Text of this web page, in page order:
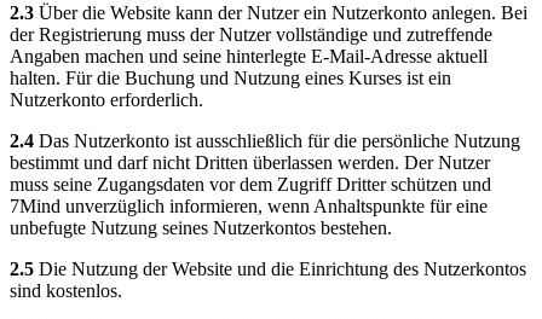
2.3 Über die Website kann der Nutzer ein Nutzerkonto anlegen. Bei
der Registrierung muss der Nutzer vollständige und zutreffende
Angaben machen und seine hinterlegte E-Mail-Adresse aktuell
halten. Für die Buchung und Nutzung eines Kurses ist ein
Nutzerkonto erforderlich.
2.4 Das Nutzerkonto ist ausschließlich für die persönliche Nutzung
bestimmt und darf nicht Dritten überlassen werden. Der Nutzer
muss seine Zugangsdaten vor dem Zugriff Dritter schützen und
7Mind unverzüglich informieren, wenn Anhaltspunkte für eine
unbefugte Nutzung seines Nutzerkontos bestehen.
2.5 Die Nutzung der Website und die Einrichtung des Nutzerkontos
sind kostenlos.